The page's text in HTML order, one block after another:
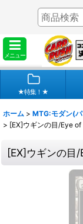
メニュー
★特集！★
ホーム > MTG:モダン(
> [EX]ウギンの目/Eye of
[EX]ウギンの目